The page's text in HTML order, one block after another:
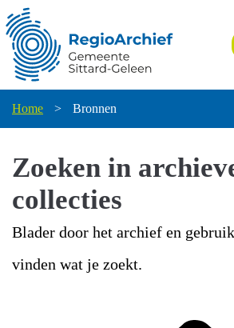
naar
de
inhoud
Home > Bronnen
Zoeken in
collecties
Blader door het archief en
vinden wat je zoekt.